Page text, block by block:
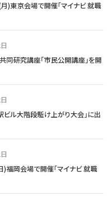
)東京会場で開催「マイナビ 就職
研究講座「市民公開講座」を開
ル大階段駈け上がり大会」に出
)福岡会場で開催「マイナビ 就職